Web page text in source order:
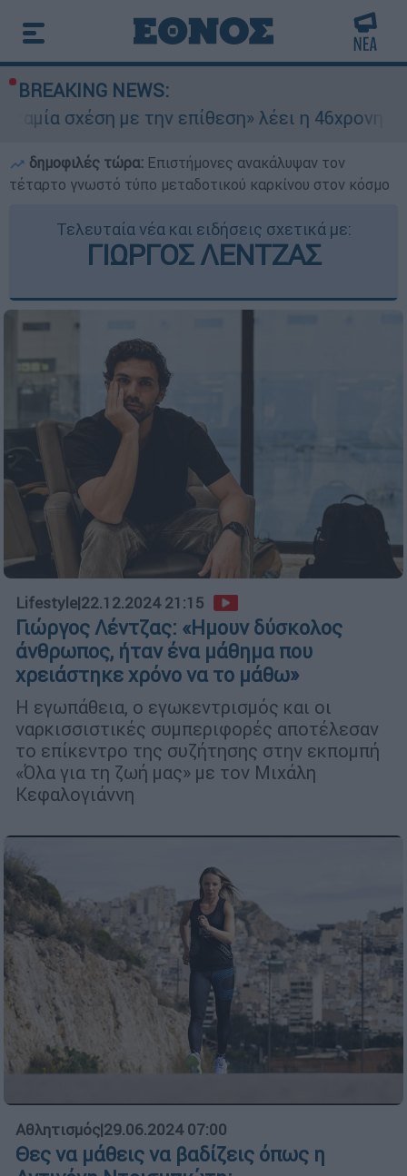
BREAKING NEWS:
την επίθεση» λέει η 46χρονη - Τι
δημοφιλές τώρα: Επιστήμονες ανακάλυψαν τον
τέταρτο γνωστό τύπο μεταδοτικού καρκίνου στον κόσμο
Τελευταία νέα και ειδήσεις σχετικά με:
ΓΙΩΡΓΟΣ ΛΕΝΤΖΑΣ
Lifestyle|22.12.2024 21:15
Γιώργος Λέντζας: «Ημουν δύσκολος
άνθρωπος, ήταν ένα μάθημα που
χρειάστηκε χρόνο να το μάθω»
Η εγωπάθεια, ο εγωκεντρισμός και οι
ναρκισσιστικές συμπεριφορές αποτέλεσαν
το επίκεντρο της συζήτησης στην εκπομπή
«Όλα για τη ζωή μας» με τον Μιχάλη
Κεφαλογιάννη
Αθλητισμός|29.06.2024 07:00
Θες να μάθεις να βαδίζεις όπως η